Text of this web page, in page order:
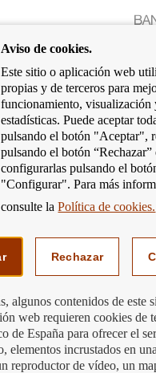
Ir
de
del
de
en el
bancarios en
Aviso de cookies.
Este sitio o aplicación web
propias y de terceros para
funcionamiento, visualización
estadísticas. Puede aceptar
pulsando el botón "Aceptar",
pulsando el botón “Rechazar”
configurarlas pulsando el
"Configurar". Para más
consulte laPolítica de cookies.
Rechazar
algunos contenidos de este
web requieren cookies de
de España para ofrecer el
elementos incrustados en
reproductor de vídeo, un